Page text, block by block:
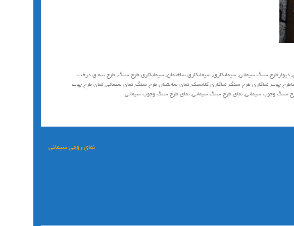
,ديوارطرح سنگ سيماني, سيمانكاري, سيمانكاري ساختمان, سيمانكاري طرح سنگ,طرح تنه ي درخت
چوب,نماكاري طرح سنگ,نماكاري كلاسيك,نماي ساختمان طرح سنگ,نماي سيماني,نماي طرح چوب
سنگ وچوب سيماني,نمای طرح سنگ سیمانی,نمای طرح سنگ وچوب سیمانی
نمای رومی سیمانی